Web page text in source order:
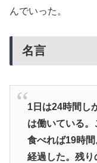
んでいった。
名言
1日は24時間し
は働いている。
食べれば19時
経過した。残